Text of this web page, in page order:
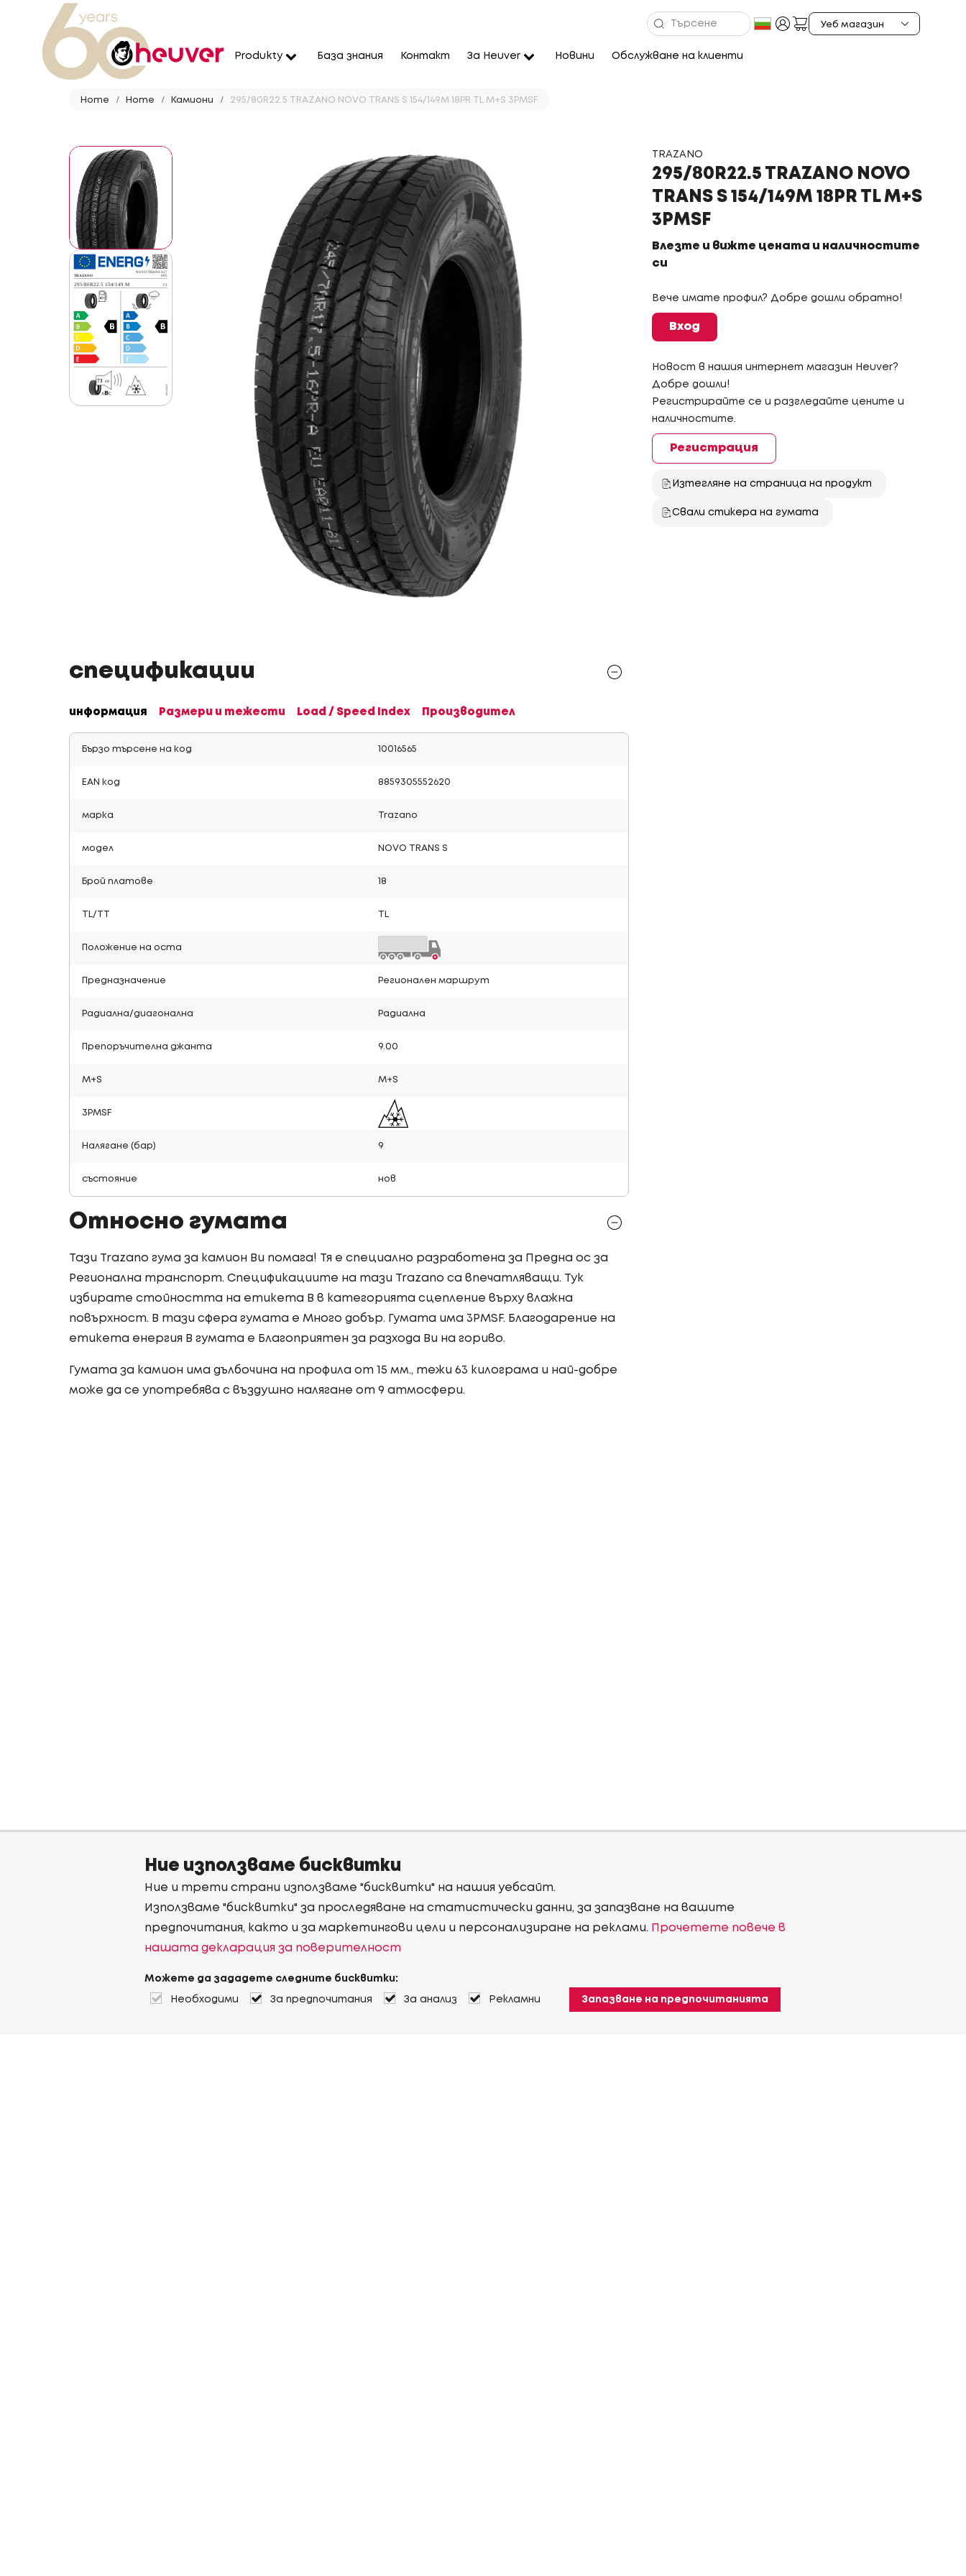
Produkty База знания Контакт За Heuver Новини Обслужване на клиенти
Home Home Камиони 295/80R22.5 TRAZANO NOVO TRANS S 154/149M 18PR TL M+S 3PMSF
TRAZANO
295/80R22.5 TRAZANO NOVO
TRANS S 154/149M 18PR TL M+S
3PMSF
Влезте и вижте цената и наличностите
си
Вече имате профил? Добре дошли обратно!
Вход
Новост в нашия интернет магазин Heuver?
Добре дошли!
Регистрирайте се и разгледайте цените и
наличностите.
Регистрация
Изтегляне на страница на продукт
Свали стикера на гумата
спецификации
информация Размери и тежести Load / Speed Index Производител
Бързо търсене на код 10016565
EAN код 8859305552620
марка Trazano
модел NOVO TRANS S
Брой платове 18
TL/TT
Положение на оста
Предназначение Регионален маршрут
Радиална/диагонална Радиална
Препоръчителна джанта 9.00
M+S M+S
3PMSF
Налягане (бар) 9
състояние нов
Относно гумата
Тази Trazano гума за камион Ви помага! Тя е специално разработена за Предна ос за
Регионална транспорт. Спецификациите на тази Trazano са впечатляващи. Тук
избирате стойността на етикета B в категорията сцепление върху влажна
повърхност. В тази сфера гумата е Много добър. Гумата има 3PMSF. Благодарение на
етикета енергия B гумата е Благоприятен за разхода Ви на гориво.
Гумата за камион има дълбочина на профила от 15 мм., тежи 63 килограма и най-добре
може да се употребява с въздушно налягане от 9 атмосфери.
Ние използваме бисквитки
Ние и трети страни използваме "бисквитки" на нашия уебсайт.
Използваме "бисквитки" за проследяване на статистически данни, за запазване на вашите
предпочитания, както и за маркетингови цели и персонализиране на реклами. Прочетете повече в
нашата декларация за поверителност
Можете да зададете следните бисквитки:
Необходими За предпочитания За анализ Рекламни Запазване на предпочитанията